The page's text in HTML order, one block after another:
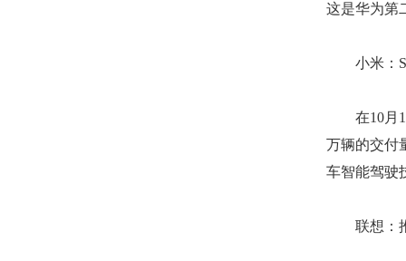
这是华为第
小米：
在10月17
万辆的交付
车智能驾驶
联想：推